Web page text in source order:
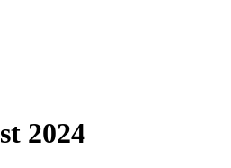
2024